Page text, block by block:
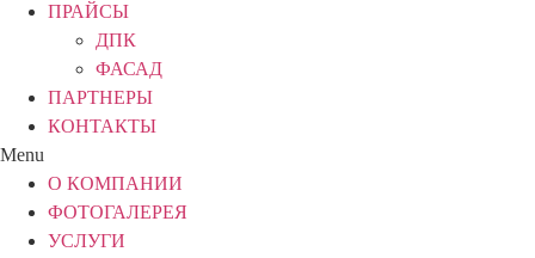
ПРАЙСЫ
ДПК
ФАСАД
ПАРТНЕРЫ
КОНТАКТЫ
Menu
О КОМПАНИИ
ФОТОГАЛЕРЕЯ
УСЛУГИ